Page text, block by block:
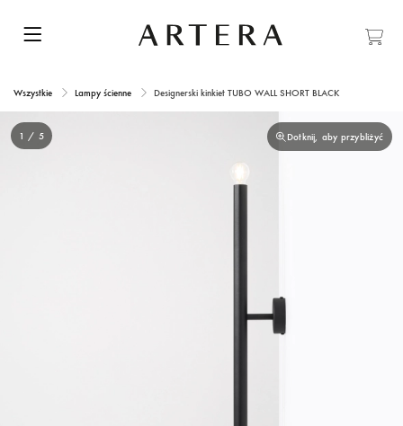
Wszystkie Lampy ścienne Designerski kinkiet TUBO WALL SHORT BLACK
Dotknij, aby przybliżyć
1 / 5